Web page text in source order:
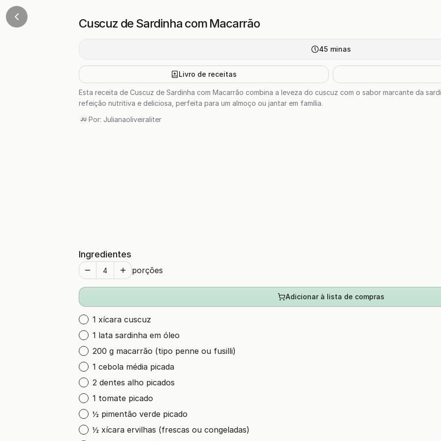
Cuscuz de Sardinha com Macarrão
45 minas
Livro de receitas
Esta receita de Cuscuz de Sardinha com Macarrão combina a leveza do cuscuz com o sabor marcante da
refeição nutritiva e deliciosa, perfeita para um almoço ou jantar em família.
JU Por: Julianaoliveiraliter
Ingredientes
porções
Adicionar à lista de compras
1 xícara cuscuz
1 lata sardinha em óleo
200 g macarrão (tipo penne ou fusilli)
1 cebola média picada
2 dentes alho picados
1 tomate picado
½ pimentão verde picado
½ xícara ervilhas (frescas ou congeladas)